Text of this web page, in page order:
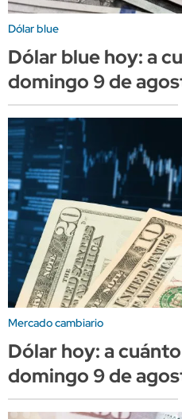
Dólar blue
Dólar blue hoy: a
domingo 9 de
Mercado cambiario
Dólar hoy: a
domingo 9 de